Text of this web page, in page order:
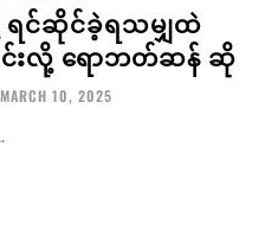
င်ဆိုင်ခဲ့ရသမျှထဲ
းလို့ ရောဘတ်ဆန် ဆို
MARCH 10, 2025